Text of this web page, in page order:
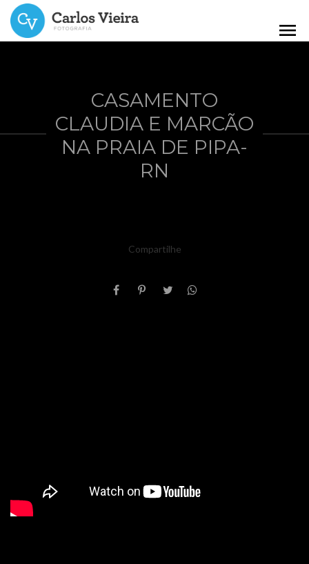
menu
CASAMENTO
CLAUDIA E MARCÃO
NA PRAIA DE PIPA-
RN
Compartilhe